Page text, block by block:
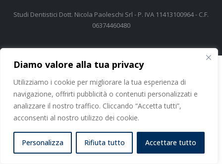
Diamo valore alla tua privacy
Utilizziamo i cookie per migliorare la tua esperienza di
navigazione, offrirti pubblicità o contenuti personalizzati e
analizzare il nostro traffico. Cliccando “Accetta tutti”,
acconsenti al nostro utilizzo dei cookie.
Personalizza Rifiuta tutto Accettare tutto
Studi Dentistici Dott. Nicola Paoleschi Srl - P. IVA 11413100964 - C.F.
06374460480